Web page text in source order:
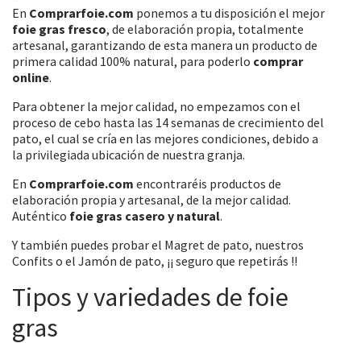
En Comprarfoie.com ponemos a tu disposición el mejor
foie gras fresco, de elaboración propia, totalmente
artesanal, garantizando de esta manera un producto de
primera calidad 100% natural, para poderlo comprar
online.
Para obtener la mejor calidad, no empezamos con el
proceso de cebo hasta las 14 semanas de crecimiento del
pato, el cual se cría en las mejores condiciones, debido a
la privilegiada ubicación de nuestra granja.
En Comprarfoie.com encontraréis productos de
elaboración propia y artesanal, de la mejor calidad.
Auténtico foie gras casero y natural.
Y también puedes probar el Magret de pato, nuestros
Confits o el Jamón de pato, ¡¡ seguro que repetirás !!
Tipos y variedades de foie
gras